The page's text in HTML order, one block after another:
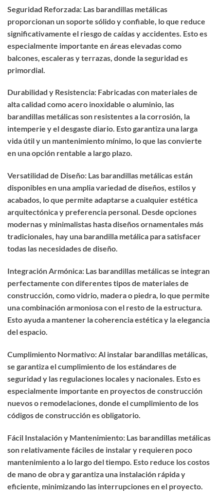
Seguridad Reforzada: Las barandillas metálicas
proporcionan un soporte sólido y confiable, lo que reduce
significativamente el riesgo de caídas y accidentes. Esto es
especialmente importante en áreas elevadas como
balcones, escaleras y terrazas, donde la seguridad es
primordial.
Durabilidad y Resistencia: Fabricadas con materiales de
alta calidad como acero inoxidable o aluminio, las
barandillas metálicas son resistentes a la corrosión, la
intemperie y el desgaste diario. Esto garantiza una larga
vida útil y un mantenimiento mínimo, lo que las convierte
en una opción rentable a largo plazo.
Versatilidad de Diseño: Las barandillas metálicas están
disponibles en una amplia variedad de diseños, estilos y
acabados, lo que permite adaptarse a cualquier estética
arquitectónica y preferencia personal. Desde opciones
modernas y minimalistas hasta diseños ornamentales más
tradicionales, hay una barandilla metálica para satisfacer
todas las necesidades de diseño.
Integración Armónica: Las barandillas metálicas se integran
perfectamente con diferentes tipos de materiales de
construcción, como vidrio, madera o piedra, lo que permite
una combinación armoniosa con el resto de la estructura.
Esto ayuda a mantener la coherencia estética y la elegancia
del espacio.
Cumplimiento Normativo: Al instalar barandillas metálicas,
se garantiza el cumplimiento de los estándares de
seguridad y las regulaciones locales y nacionales. Esto es
especialmente importante en proyectos de construcción
nuevos o remodelaciones, donde el cumplimiento de los
códigos de construcción es obligatorio.
Fácil Instalación y Mantenimiento: Las barandillas metálicas
son relativamente fáciles de instalar y requieren poco
mantenimiento a lo largo del tiempo. Esto reduce los costos
de mano de obra y garantiza una instalación rápida y
eficiente, minimizando las interrupciones en el proyecto.